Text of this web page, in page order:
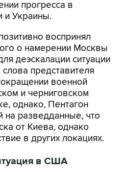
прогресса в
и Украины.
воспринял
о намерении Москвы
деэскалации ситуации
представителя
военной
и черниговском
однако, Пентагон
на разведданные, что
от Киева, однако
в других локациях.
в США